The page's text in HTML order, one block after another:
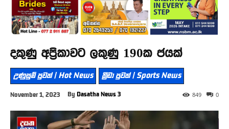
දකුණු අප්‍රිකාවට ලකුණු 190ක ජයක්
උණුසුම් පුවත් | Hot News ක්‍රීඩා පුවත් | Sports News
November 1, 2023 By Dasatha News 3 0
849